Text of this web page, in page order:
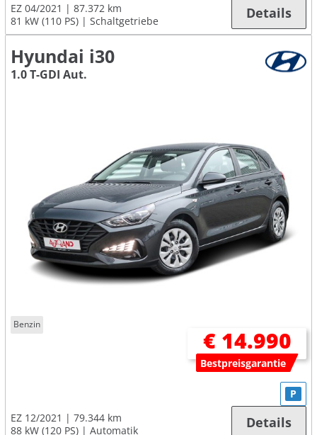
EZ 04/2021
87.372 km
81 kW (110 PS)
Schaltgetriebe Details
Hyundai i30
1.0 T-GDI Aut.
Benzin
€ 14.990
Bestpreisgarantie
EZ 12/2021
79.344 km
88 kW (120 PS)
Automatik
P
Details